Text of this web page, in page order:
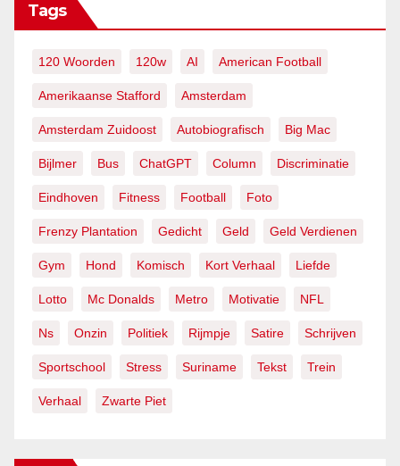
Tags
120 Woorden 120w AI American Football
Amerikaanse Stafford Amsterdam
Amsterdam Zuidoost Autobiografisch Big Mac
Bijlmer Bus ChatGPT Column Discriminatie
Eindhoven Fitness Football Foto
Frenzy Plantation Gedicht Geld Geld Verdienen
Gym Hond Komisch Kort Verhaal Liefde
Lotto Mc Donalds Metro Motivatie NFL
Ns Onzin Politiek Rijmpje Satire Schrijven
Sportschool Stress Suriname Tekst Trein
Verhaal Zwarte Piet